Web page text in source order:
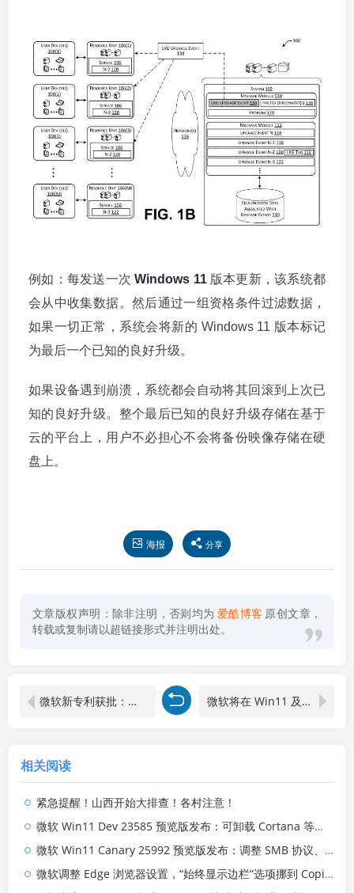
例如：每发送一次Windows 11版本更新，该系统都
会从中收集数据。然后通过一组资格条件过滤数据，
如果一切正常，系统会将新的 Windows 11 版本标记
为最后一个已知的良好升级。
如果设备遇到崩溃，系统都会自动将其回滚到上次已
知的良好升级。整个最后已知的良好升级存储在基于
云的平台上，用户不必担心不会将备份映像存储在硬
盘上。
海报 分享
文章版权声明：除非注明，否则均为 爱酷博客 原创文章，
转载或复制请以超链接形式并注明出处。
微软新专利获批：个性化推送 Microsoft 365 新功能 微软将在 Win11 及后续版本中弃用 WebDAV 服务，目前已默认禁用
相关阅读
紧急提醒！山西开始大排查！各村注意！
微软 Win11 Dev 23585 预览版发布：可卸载 Cortana 等预装应用
微软 Win11 Canary 25992 预览版发布：调整 SMB 协议、原生创建 7-zip、TAR 压缩文件
微软调整 Edge 浏览器设置，“始终显示边栏”选项挪到 Copilot 下方